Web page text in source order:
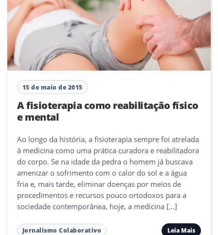
15 de maio de 2015
A fisioterapia como reabilitação físico
e mental
Ao longo da história, a fisioterapia sempre foi atrelada
à medicina como uma prática curadora e reabilitadora
do corpo. Se na idade da pedra o homem já buscava
amenizar o sofrimento com o calor do sol e a água
fria e, mais tarde, eliminar doenças por meios de
procedimentos e recursos pouco ortodoxos para a
sociedade contemporânea, hoje, a medicina […]
Jornalismo Colaborativo Leia Mais